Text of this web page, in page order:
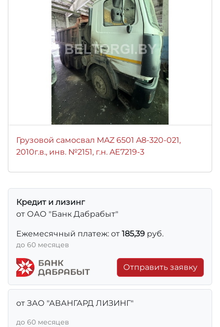
Грузовой самосвал MAZ 6501 A8-320-021,
2010г.в., инв. №2151, г.н. AE7219-3
Кредит и лизинг
от ОАО "Банк Дабрабыт"
Ежемесячный платеж: от 185,39 руб.
до 60 месяцев
Отправить заявку
от ЗАО "АВАНГАРД ЛИЗИНГ"
до 60 месяцев